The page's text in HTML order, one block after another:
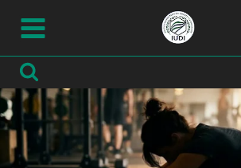
contenido